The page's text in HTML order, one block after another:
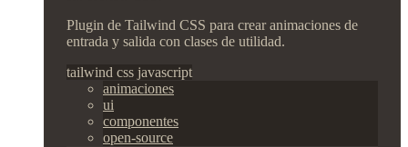
Plugin de Tailwind CSS para crear animaciones de
entrada y salida con clases de utilidad.
tailwind css javascript
animaciones
ui
componentes
open-source